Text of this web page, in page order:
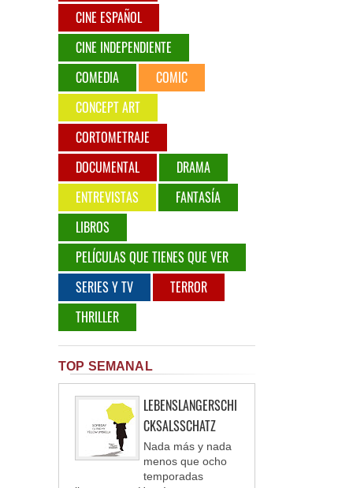
CINE ESPAÑOL
CINE INDEPENDIENTE
COMEDIA
COMIC
CONCEPT ART
CORTOMETRAJE
DOCUMENTAL
DRAMA
ENTREVISTAS
FANTASÍA
LIBROS
PELÍCULAS QUE TIENES QUE VER
SERIES Y TV
TERROR
THRILLER
TOP SEMANAL
LEBENSLANGERSCHI
CKSALSSCHATZ
Nada más y nada
menos que ocho
temporadas